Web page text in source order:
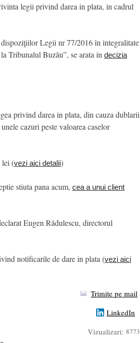
legii privind darea in plata, in cadrul
dispoziţiilor Legii nr 77/2016 în integralitate
Tribunalul Buzău”, se arata in decizia
privind darea in plata, din cauza dublarii
cazuri peste valoarea caselor
lei (vezi aici detalii)
stiuta pana acum, cea a unui client
Eugen Rădulescu, directorul
notificarile de dare in plata (vezi aici
Trimite pe mail
LinkedIn
Vizualizari: 8773